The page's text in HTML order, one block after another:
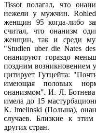
Tissot полагал, что
нежели у мужчин.
женщин 95 когда-либо
считал, что онанизм
женщин, так и среди
"Studien uber die Nates
онанируют гораздо
поздним возникновением
цитирует Гутцейта:
имеющая половых
онанизмом". И. Л. Ботнева
имела до 15
К. Imelinski (Польша),
случаев. Близкие к
других стран.